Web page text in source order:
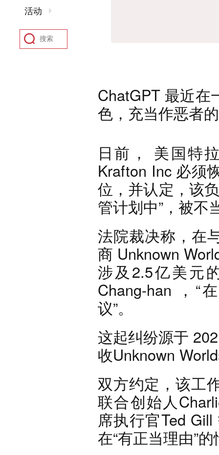
ChatGPT 最近在
色，充当作恶者
日前， 美国特
Krafton Inc 必须
位，并认定，该
管计划中”，被不
法院裁决称，在
商 Unknown
涉及2.5亿美元
Chang-han ，“
议”。
这起纠纷源于
收Unknown
双方约定，该工
联合创始人
席执行官Ted
在“有正当理由”
活动